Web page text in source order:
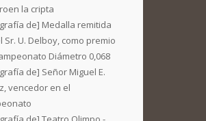
la cripta
de] Medalla remitida
Sr. U. Delboy, como premio
Diámetro 0,068
de] Señor Miguel E.
vencedor en el